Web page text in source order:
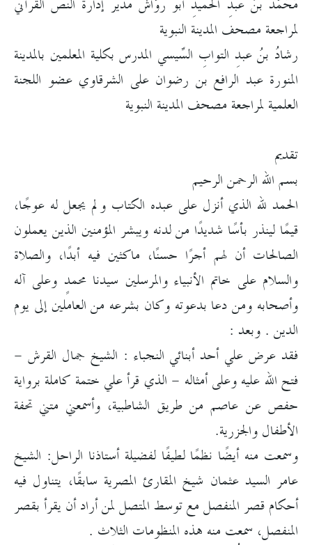
لمراجعة مصحف المدينة النبوية
رشادُ بنُ عبدِ التوابِ السِّيسي المدرس بكلية المعلمين بالمدينة
المنورة عبد الرافع بن رضوان على الشرقاوي عضو اللجنة
العلمية لمراجعة مصحف المدينة النبوية
تقديم
بسم الله الرحمن الرحيم
الحمد لله الذي أنزل على عبده الكتاب ولم يجعل له عوجًا،
قيمًا لينذر بأسًا شديدًا من لدنه ويبشر المؤمنين الذين يعملون
الصالحات أن لهم أجرًا حسنًا، ماكثين فيه أبدًا، والصلاة
والسلام على خاتم الأنبياء والمرسلين سيدنا محمدٍ وعلى آله
وأصحابه ومن دعا بدعوته وكان بشرعه من العاملين إلى يوم
الدين . وبعد :
فقد عرض علي أحد أبنائي النجباء : الشيخ جمال القرش -
فتح الله عليه وعلى أمثاله - الذي قرأ علي ختمة كاملة برواية
حفص عن عاصم من طريق الشاطبية، وأسمعني متني تحفة
الأطفال والجزرية.
وسمعت منه أيضًا نظمًا لطيفًا لفضيلة أستاذنا الراحل: الشيخ
عامر السيد عثمان شيخ المقارئ المصرية سابقًا، يتناول فيه
أحكام قصر المنفصل مع توسط المتصل لمن أراد أن يقرأ بقصر
المنفصل، سمعت منه هذه المنظومات الثلاث .